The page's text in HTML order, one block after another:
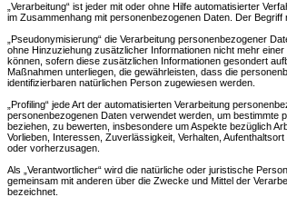
„Verarbeitung“ ist jeder mit oder ohne Hilfe automatisierter
im Zusammenhang mit personenbezogenen Daten. Der
„Pseudonymisierung“ die Verarbeitung personenbezogener
ohne Hinzuziehung zusätzlicher Informationen nicht mehr
können, sofern diese zusätzlichen Informationen gesondert
Maßnahmen unterliegen, die gewährleisten, dass die
identifizierbaren natürlichen Person zugewiesen werden.
„Profiling“ jede Art der automatisierten Verarbeitung
personenbezogenen Daten verwendet werden, um bestimmte
beziehen, zu bewerten, insbesondere um Aspekte bezüglich
Vorlieben, Interessen, Zuverlässigkeit, Verhalten,
oder vorherzusagen.
Als „Verantwortlicher“ wird die natürliche oder juristische
gemeinsam mit anderen über die Zwecke und Mittel der
bezeichnet.